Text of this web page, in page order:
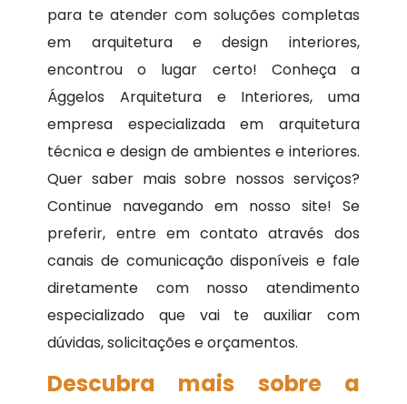
para te atender com soluções completas
em arquitetura e design interiores,
encontrou o lugar certo! Conheça a
Ággelos Arquitetura e Interiores, uma
empresa especializada em arquitetura
técnica e design de ambientes e interiores.
Quer saber mais sobre nossos serviços?
Continue navegando em nosso site! Se
preferir, entre em contato através dos
canais de comunicação disponíveis e fale
diretamente com nosso atendimento
especializado que vai te auxiliar com
dúvidas, solicitações e orçamentos.
Descubra mais sobre a